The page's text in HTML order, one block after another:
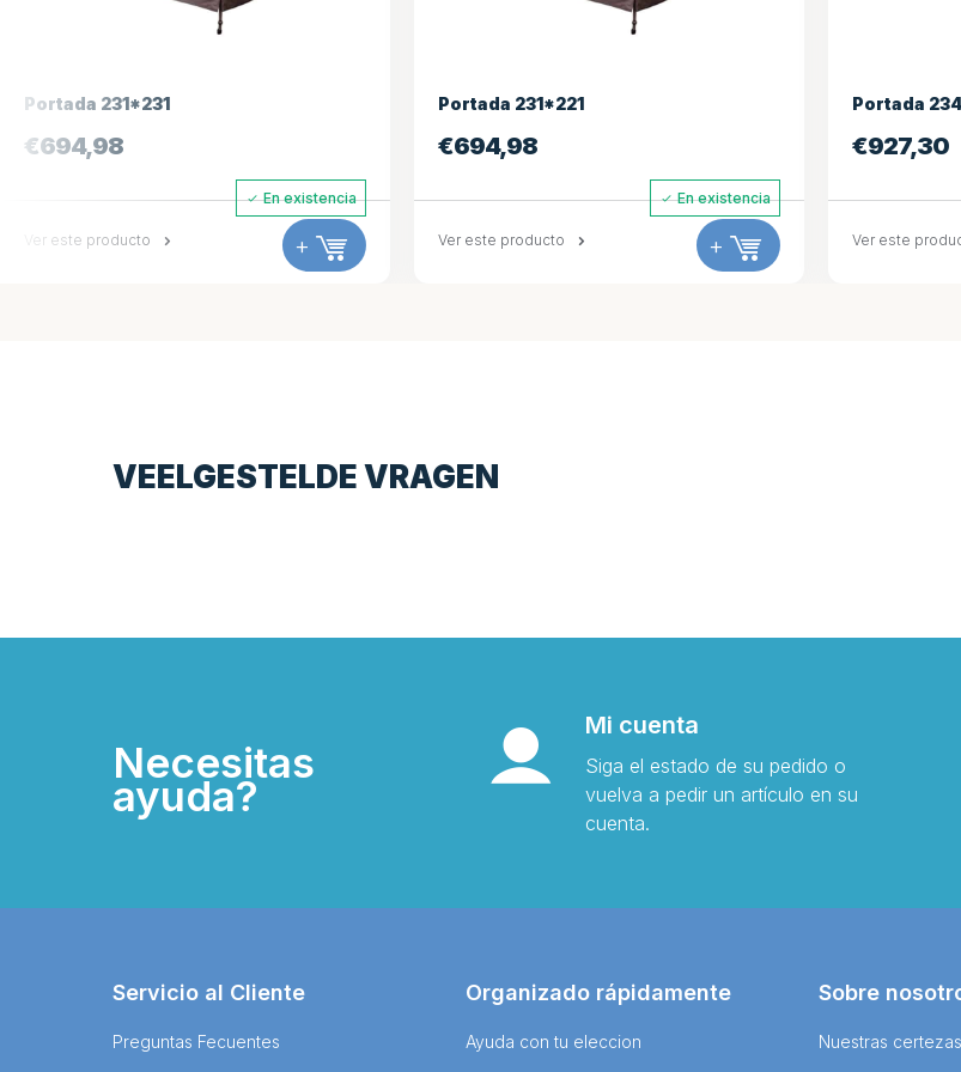
Portada 231*221
En existencia
Ver este producto +
Portada 234*234
En existencia
Ver este producto +
VEELGESTELDE VRAGEN
Necesitas
ayuda?
Mi cuenta
Siga el estado de su pedido o
vuelva a pedir un artículo en su
cuenta.
Servicio al Cliente
Preguntas Fecuentes
Organizado rápidamente
Ayuda con tu eleccion
Sobre
Nuestras certezas